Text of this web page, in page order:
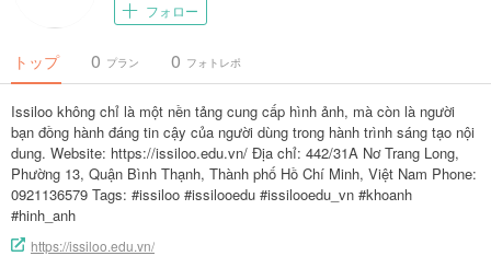
フォロー
トップ プラン
0 フォトレポ
0
Issiloo không chỉ là một nền tảng cung cấp hình ảnh, mà còn là người
bạn đồng hành đáng tin cậy của người dùng trong hành trình sáng tạo nội
dung. Website: https://issiloo.edu.vn/ Địa chỉ: 442/31A Nơ Trang Long,
Phường 13, Quận Bình Thạnh, Thành phố Hồ Chí Minh, Việt Nam Phone:
0921136579 Tags: #issiloo #issilooedu #issilooedu_vn #khoanh
#hinh_anh
https://issiloo.edu.vn/